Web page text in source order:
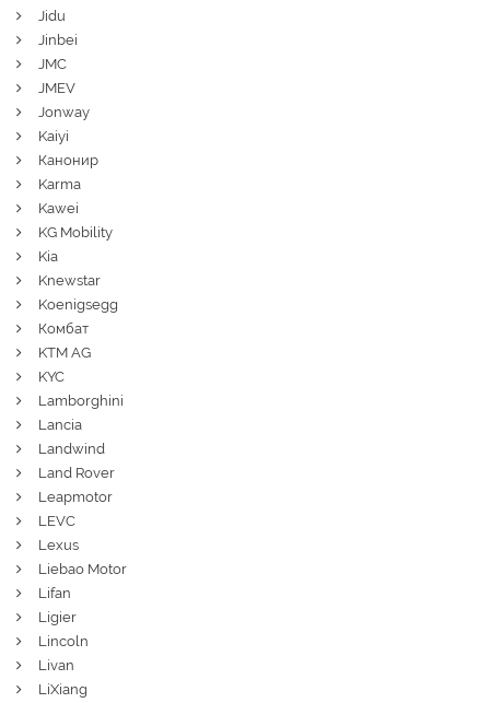
Jidu
Jinbei
JMC
JMEV
Jonway
Kaiyi
Канонир
Karma
Kawei
KG Mobility
Kia
Knewstar
Koenigsegg
Комбат
KTM AG
KYC
Lamborghini
Lancia
Landwind
Land Rover
Leapmotor
LEVC
Lexus
Liebao Motor
Lifan
Ligier
Lincoln
Livan
LiXiang